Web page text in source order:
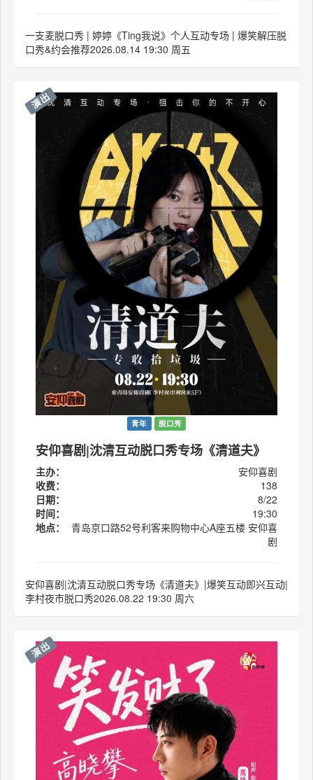
一支麦脱口秀 | 婷婷《Ting我说》个人互动专场 | 爆笑解压脱
口秀&约会推荐2026.08.14 19:30 周五
演出
青年 脱口秀
安仰喜剧|沈清互动脱口秀专场《清道夫》
主办：
安仰喜剧
收费：
138
日期：
8/22
时间：
19:30
地点：
青岛京口路52号利客来购物中心A座五楼 安仰喜
剧
安仰喜剧|沈清互动脱口秀专场《清道夫》|爆笑互动即兴互动|
李村夜市脱口秀2026.08.22 19:30 周六
演出